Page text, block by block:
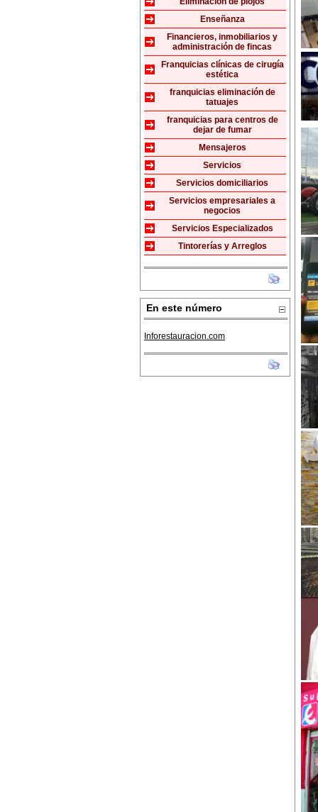
Enseñanza
Financieros, inmobiliarios y
administración de fincas
Franquicias clínicas de cirugía
estética
franquicias eliminación de
tatuajes
franquicias para centros de
dejar de fumar
Mensajeros
Servicios
Servicios domiciliarios
Servicios empresariales a
negocios
Servicios Especializados
Tintorerías y Arreglos
En este número
Inforestauracion.com